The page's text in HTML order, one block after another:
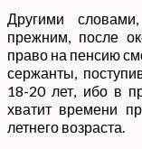
Другими словами,
прежним, после
право на пенсию
сержанты,
18-20 лет, ибо в
хватит времени
летнего возраста.